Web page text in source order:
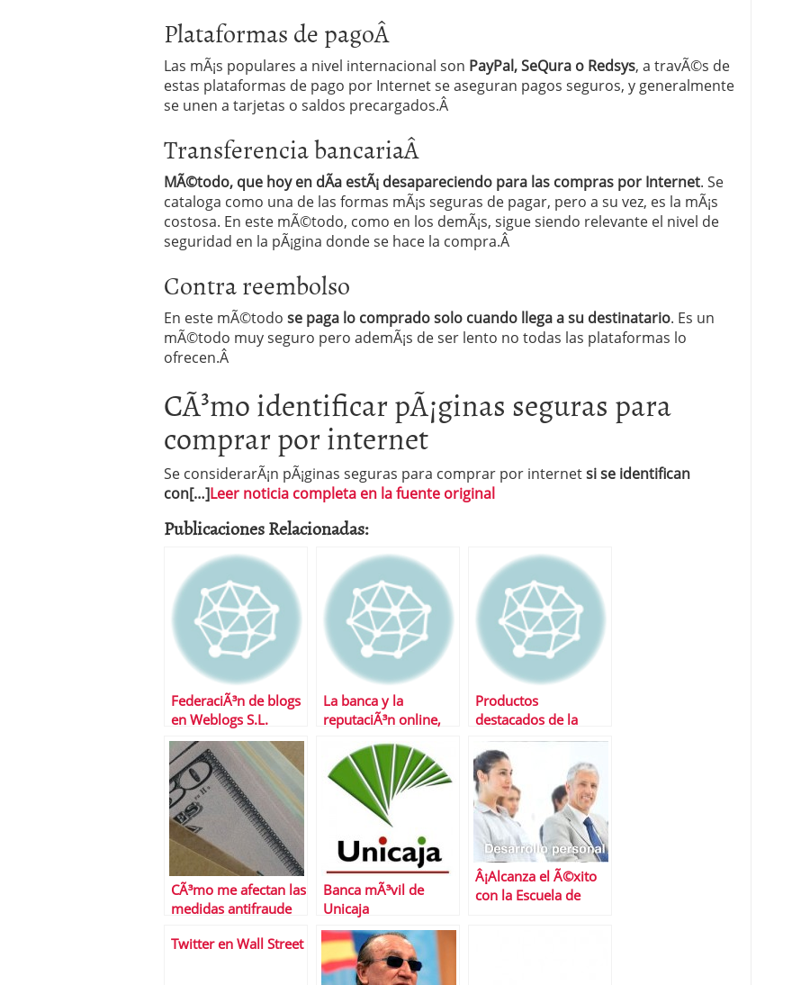
Plataformas de pagoÂ
Las mÃ¡s populares a nivel internacional son PayPal, SeQura o Redsys, a travÃ©s de
estas plataformas de pago por Internet se aseguran pagos seguros, y generalmente
se unen a tarjetas o saldos precargados.Â
Transferencia bancariaÂ
MÃ©todo, que hoy en dÃ­a estÃ¡ desapareciendo para las compras por Internet. Se
cataloga como una de las formas mÃ¡s seguras de pagar, pero a su vez, es la mÃ¡s
costosa. En este mÃ©todo, como en los demÃ¡s, sigue siendo relevante el nivel de
seguridad en la pÃ¡gina donde se hace la compra.Â
Contra reembolso
En este mÃ©todo se paga lo comprado solo cuando llega a su destinatario. Es un
mÃ©todo muy seguro pero ademÃ¡s de ser lento no todas las plataformas lo
ofrecen.Â
CÃ³mo identificar pÃ¡ginas seguras para
comprar por internet
Se considerarÃ¡n pÃ¡ginas seguras para comprar por internetsi se identifican
con[…]Leer noticia completa en la fuente original
Publicaciones Relacionadas:
FederaciÃ³n de blogs
en Weblogs S.L.
La banca y la
reputaciÃ³n online,
por Emilio Marquez
Productos
destacados de la
semana
CÃ³mo me afectan las
medidas antifraude
Banca mÃ³vil de
Unicaja
Â¡Alcanza el Ã©xito
con la Escuela de
Twitter en Wall Street